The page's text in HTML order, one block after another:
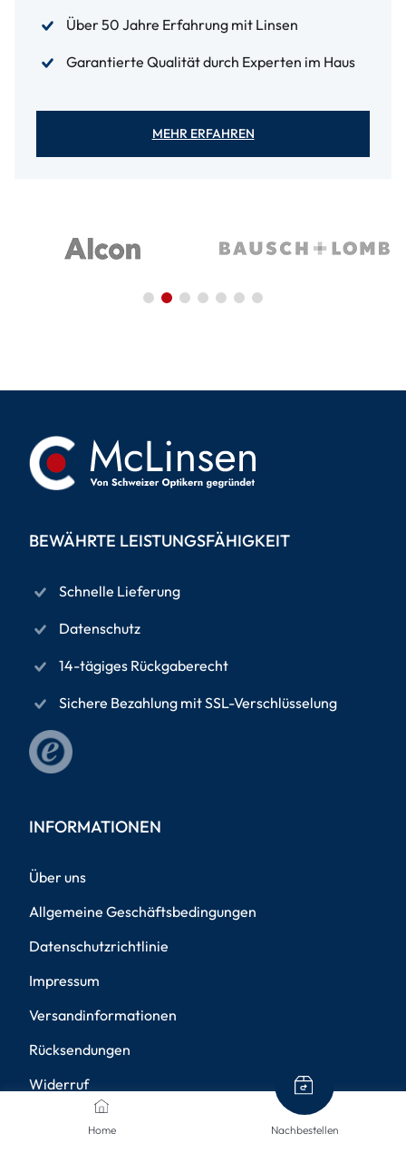
Home Nachbestellen
Über 50 Jahre Erfahrung mit Linsen
Garantierte Qualität durch Experten im Haus
MEHR ERFAHREN
BEWÄHRTE LEISTUNGSFÄHIGKEIT
Schnelle Lieferung
Datenschutz
14-tägiges Rückgaberecht
Sichere Bezahlung mit SSL-Verschlüsselung
INFORMATIONEN
Über uns
Allgemeine Geschäftsbedingungen
Datenschutzrichtlinie
Impressum
Versandinformationen
Rücksendungen
Widerruf
Barrierefreiheit